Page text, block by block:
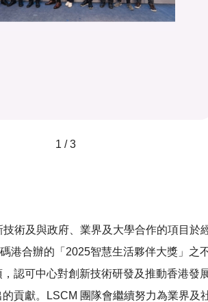
1 / 3
技術及與政府、業界及大學合作的項目於
港合辦的「2025智慧生活夥伴大獎」之
認可中心對創新技術研發及推動香港發
貢獻。LSCM 團隊會繼續努力為業界及